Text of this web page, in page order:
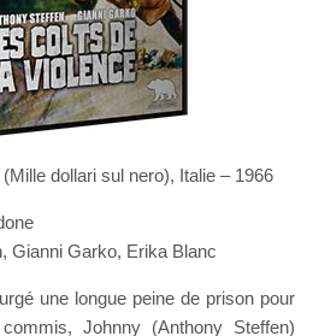
(Mille dollari sul nero), Italie – 1966
Gianni Garko, Erika Blanc
une longue peine de prison pour
Johnny (Anthony Steffen)